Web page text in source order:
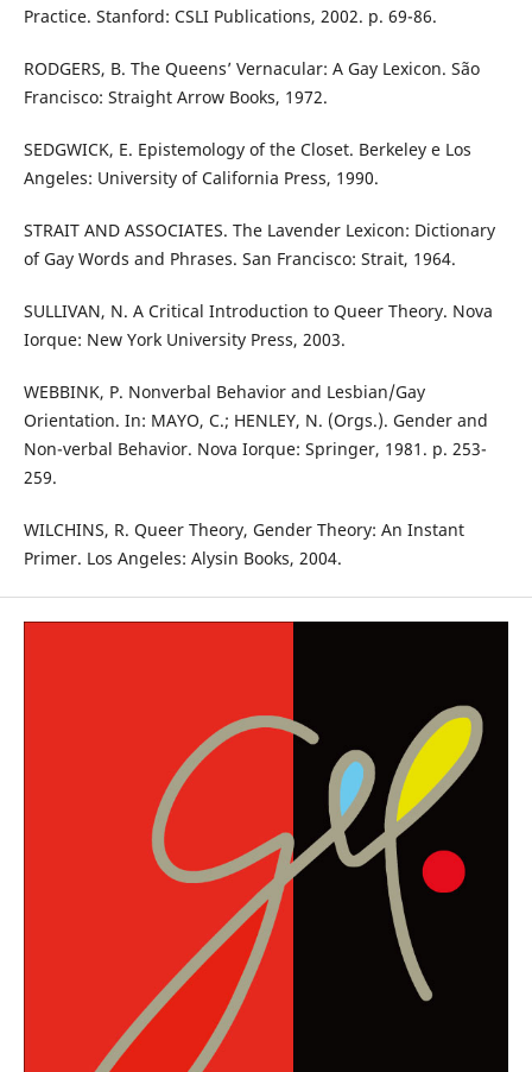
Practice. Stanford: CSLI Publications, 2002. p. 69-86.
RODGERS, B. The Queens’ Vernacular: A Gay Lexicon. São
Francisco: Straight Arrow Books, 1972.
SEDGWICK, E. Epistemology of the Closet. Berkeley e Los
Angeles: University of California Press, 1990.
STRAIT AND ASSOCIATES. The Lavender Lexicon: Dictionary
of Gay Words and Phrases. San Francisco: Strait, 1964.
SULLIVAN, N. A Critical Introduction to Queer Theory. Nova
Iorque: New York University Press, 2003.
WEBBINK, P. Nonverbal Behavior and Lesbian/Gay
Orientation. In: MAYO, C.; HENLEY, N. (Orgs.). Gender and
Non-verbal Behavior. Nova Iorque: Springer, 1981. p. 253-
259.
WILCHINS, R. Queer Theory, Gender Theory: An Instant
Primer. Los Angeles: Alysin Books, 2004.